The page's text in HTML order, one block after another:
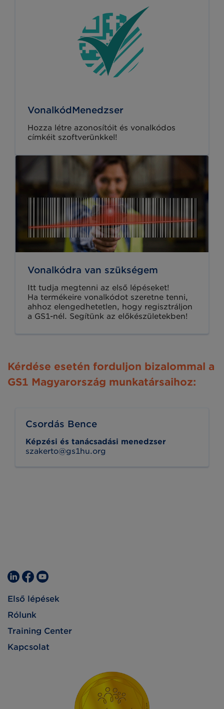
VonalkódMenedzser
Hozza létre azonosítóit és vonalkódos
címkéit szoftverünkkel!
Vonalkódra van szükségem
Itt tudja megtenni az első lépéseket!
Ha termékeire vonalkódot szeretne tenni,
ahhoz elengedhetetlen, hogy regisztráljon
a GS1-nél. Segítünk az előkészületekben!
Kérdése esetén forduljon bizalommal a
GS1 Magyarország munkatársaihoz:
Csordás Bence
Képzési és tanácsadási menedzser
szakerto@gs1hu.org
Első lépések
Rólunk
Training Center
Kapcsolat